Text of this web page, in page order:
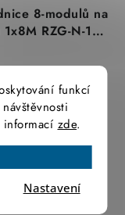
funkcí
zde.
Nastavení
na
RZG-N-1T8
OEZ:40586
522,88 Kč